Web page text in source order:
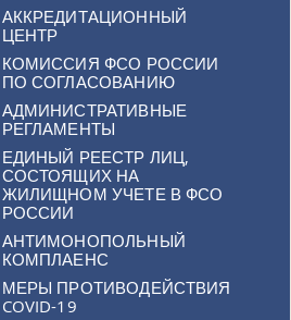
АККРЕДИТАЦИОННЫЙ
ЦЕНТР
КОМИССИЯ ФСО РОССИИ
ПО СОГЛАСОВАНИЮ
АДМИНИСТРАТИВНЫЕ
РЕГЛАМЕНТЫ
ЕДИНЫЙ РЕЕСТР ЛИЦ,
СОСТОЯЩИХ НА
ЖИЛИЩНОМ УЧЕТЕ В ФСО
РОССИИ
АНТИМОНОПОЛЬНЫЙ
КОМПЛАЕНС
МЕРЫ ПРОТИВОДЕЙСТВИЯ
COVID-19